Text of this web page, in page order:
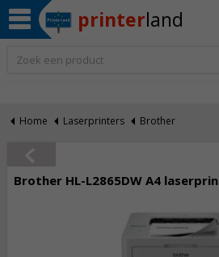
printerland
Home Laserprinters Brother
Brother HL-L2865DW A4